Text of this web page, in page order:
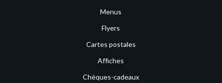
Menus
Flyers
Cartes postales
Affiches
Chèques-cadeaux